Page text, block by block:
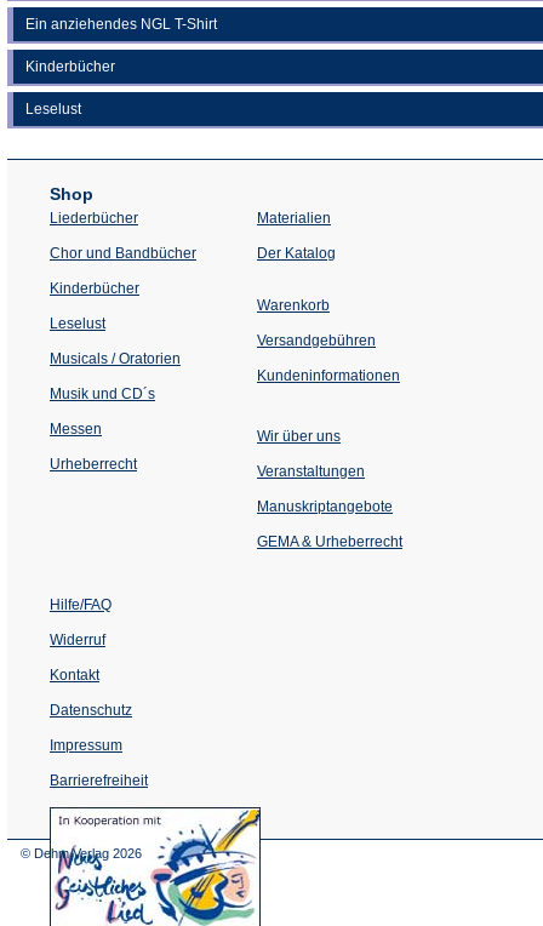
Ein anziehendes NGL T-Shirt
Kinderbücher
Leselust
Shop
Liederbücher
Chor und Bandbücher
Kinderbücher
Leselust
Musicals / Oratorien
Musik und CD´s
Messen
Urheberrecht
Materialien
Der Katalog
Warenkorb
Versandgebühren
Kundeninformationen
Wir über uns
Veranstaltungen
einem
Tab)
Manuskriptangebote
GEMA & Urheberrecht
Hilfe/FAQ
Widerruf
Kontakt
Datenschutz
Impressum
Barrierefreiheit
(Öffnet
in
© Dehm Verlag 2026